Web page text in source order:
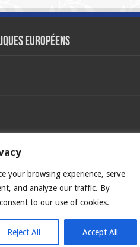
your browsing experience, serve
and analyze our traffic. By
to our use of cookies.
Reject All Accept All
européens
et Fílio, et Spirítui Sancto. Sicut erat in
et nunc et semper et in sǽcula
Amen.